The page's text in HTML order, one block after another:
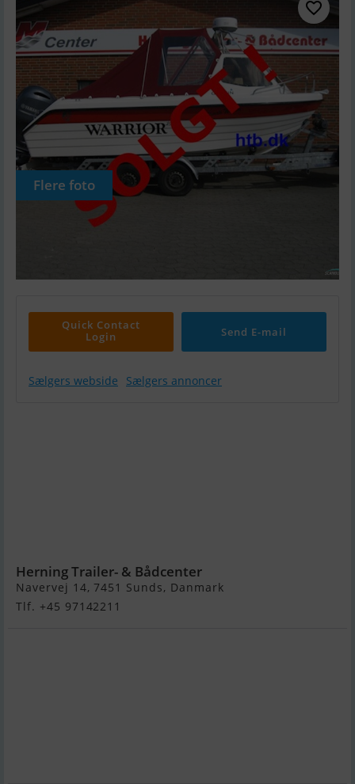
Flere foto
Quick Contact
Login
Send E-mail
Sælgers webside Sælgers annoncer
Herning Trailer- & Bådcenter
Navervej 14, 7451 Sunds, Danmark
Tlf. +45 97142211